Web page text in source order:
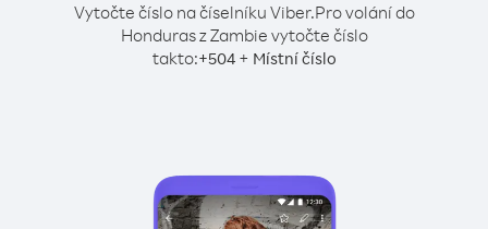
Vytočte číslo na číselníku Viber.Pro volání do
Honduras z Zambie vytočte číslo
takto:+504+ Místní číslo